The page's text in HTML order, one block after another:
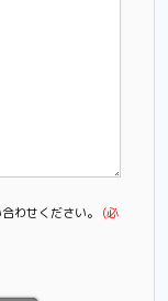
わせください。 (必